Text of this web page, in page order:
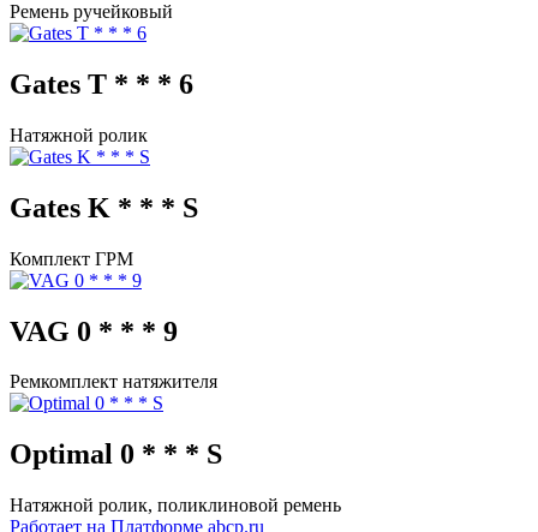
Ремень ручейковый
Gates T * * * 6
Натяжной ролик
Gates K * * * S
Комплект ГРМ
VAG 0 * * * 9
Ремкомплект натяжителя
Optimal 0 * * * S
Натяжной ролик, поликлиновой ремень
Работает на Платформе abcp.ru